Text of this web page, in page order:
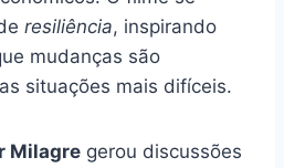
resiliência, inspirando
mudanças são
situações mais difíceis.
Milagre gerou discussões